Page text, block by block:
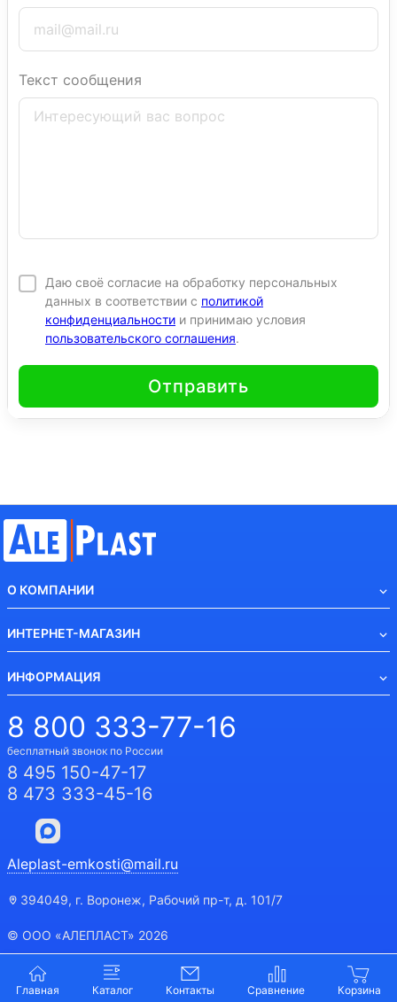
Главная Каталог Контакты
Текст сообщения
Даю своё согласие на обработку персональных
данных в соответствии с политикой
конфиденциальности и принимаю условия
пользовательского соглашения.
Отправить
О КОМПАНИИ
ИНТЕРНЕТ-МАГАЗИН
ИНФОРМАЦИЯ
8 800 333-77-16
бесплатный звонок по России
8 495 150-47-17
8 473 333-45-16
Aleplast-emkosti@mail.ru
394049, г. Воронеж, Рабочий пр-т, д. 101/7
© ООО «АЛЕПЛАСТ» 2026